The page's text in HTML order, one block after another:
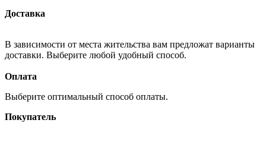
Доставка
В зависимости от места жительства вам предложат варианты
доставки. Выберите любой удобный способ.
Оплата
Выберите оптимальный способ оплаты.
Покупатель